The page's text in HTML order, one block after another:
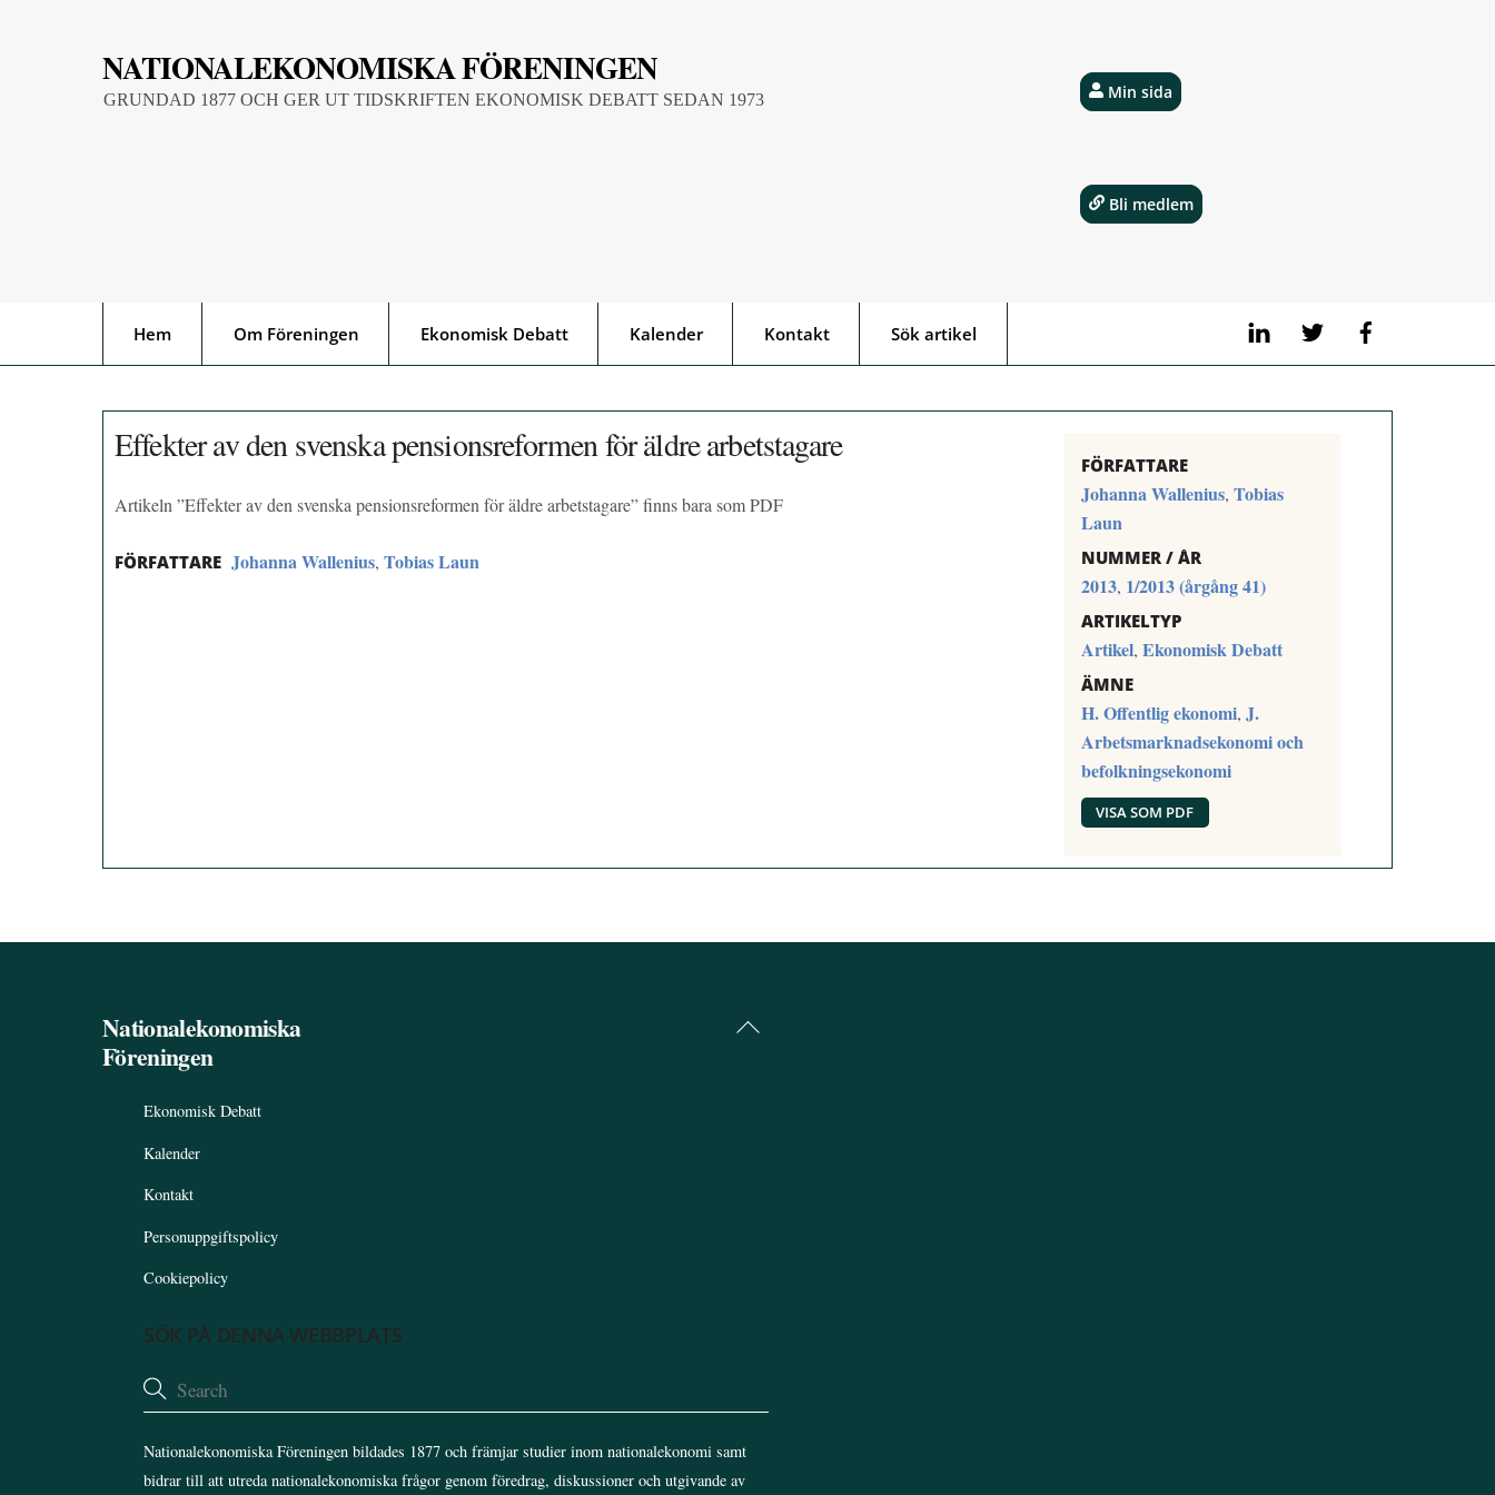
NATIONALEKONOMISKA FÖRENINGEN
GRUNDAD 1877 OCH GER UT TIDSKRIFTEN EKONOMISK DEBATT SEDAN 1973
LinkedIn Twitter
Hem Om Föreningen Ekonomisk Debatt Kalender Kontakt Sök artikel
Min sida
Bli medlem
Effekter av den svenska pensionsreformen för äldre arbetstagare
Artikeln ”Effekter av den svenska pensionsreformen för äldre arbetstagare” finns bara som PDF
FÖRFATTARE Johanna Wallenius, Tobias Laun
FÖRFATTARE
Johanna Wallenius, Tobias
Laun
NUMMER / ÅR
2013, 1/2013 (årgång 41)
ARTIKELTYP
Artikel, Ekonomisk Debatt
ÄMNE
H. Offentlig ekonomi, J.
Arbetsmarknadsekonomi och
befolkningsekonomi
VISA SOM PDF
Back
Nationalekonomiska
Föreningen
Ekonomisk Debatt
Kalender
Kontakt
Personuppgiftspolicy
Cookiepolicy
SÖK PÅ DENNA WEBBPLATS
Nationalekonomiska Föreningen bildades 1877 och främjar studier inom nationalekonomi samt
bidrar till att utreda nationalekonomiska frågor genom föredrag, diskussioner och utgivande av